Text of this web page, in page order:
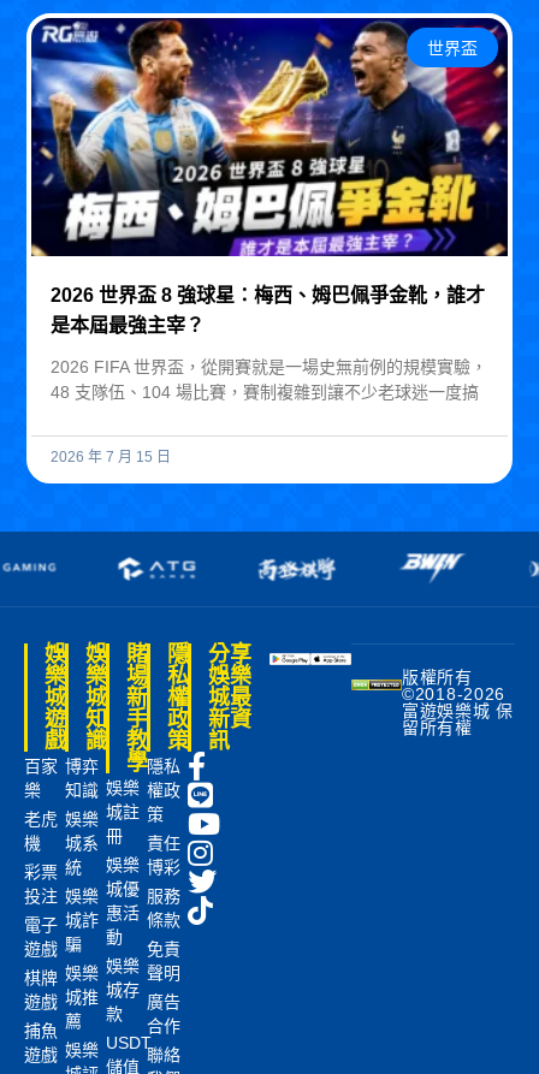
世界盃
2026 世界盃 8 強球星：梅西、姆巴佩爭金靴，誰才
是本屆最強主宰？
2026 FIFA 世界盃，從開賽就是一場史無前例的規模實驗，
48 支隊伍、104 場比賽，賽制複雜到讓不少老球迷一度搞
2026 年 7 月 15 日
娛
樂
城
遊
戲
百家
樂
老虎
機
彩票
投注
電子
遊戲
棋牌
遊戲
捕魚
遊戲
娛
樂
城
知
識
博弈
知識
娛樂
城系
統
娛樂
城詐
騙
娛樂
城推
薦
娛樂
賭
場
新
手
教
學
娛樂
城註
冊
娛樂
城優
惠活
動
娛樂
城存
款
USDT
儲值
隱
私
權
政
策
隱私
權政
策
責任
博彩
服務
條款
免責
聲明
廣告
合作
聯絡
分享
娛樂
城最
新資
訊
版權所有
©2018-2026
富遊娛樂城 保
留所有權